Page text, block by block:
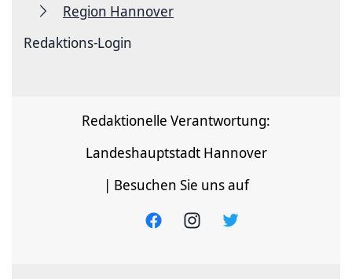
Region Hannover
Redaktions-Login
Redaktionelle Verantwortung:
Landeshauptstadt Hannover
| Besuchen Sie uns auf